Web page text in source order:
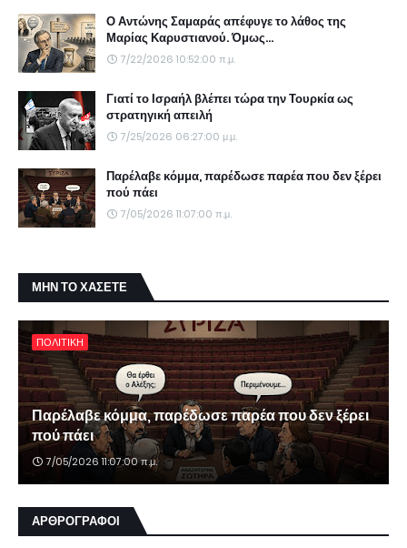
Ο Αντώνης Σαμαράς απέφυγε το λάθος της
Μαρίας Καρυστιανού. Όμως...
7/22/2026 10:52:00 π.μ.
Γιατί το Ισραήλ βλέπει τώρα την Τουρκία ως
στρατηγική απειλή
7/25/2026 06:27:00 μ.μ.
Παρέλαβε κόμμα, παρέδωσε παρέα που δεν ξέρει
πού πάει
7/05/2026 11:07:00 π.μ.
ΜΗΝ ΤΟ ΧΑΣΕΤΕ
ΠΟΛΙΤΙΚΗ
Παρέλαβε κόμμα, παρέδωσε παρέα που δεν ξέρει
πού πάει
7/05/2026 11:07:00 π.μ.
ΑΡΘΡΟΓΡΑΦΟΙ